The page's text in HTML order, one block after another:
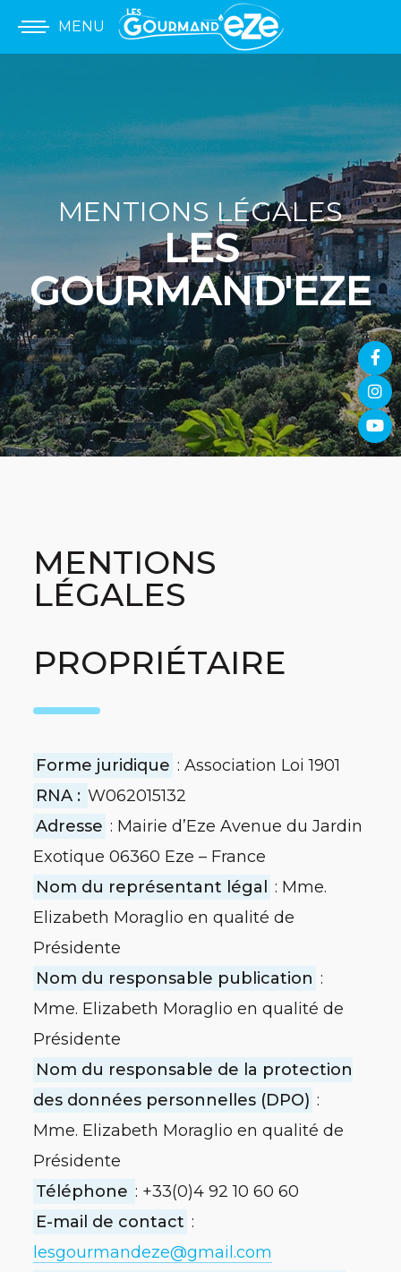
MENU
MENTIONS LÉGALES
LES
GOURMAND'EZE
MENTIONS
LÉGALES
PROPRIÉTAIRE
Forme juridique : Association Loi 1901
RNA : W062015132
Adresse : Mairie d’Eze Avenue du Jardin
Exotique 06360 Eze – France
Nom du représentant légal
: Mme.
Elizabeth Moraglio en qualité de
Présidente
Nom du responsable publication :
Mme. Elizabeth Moraglio en qualité de
Présidente
Nom du responsable de la protection
des données personnelles (DPO) :
Mme. Elizabeth Moraglio en qualité de
Présidente
Téléphone : +33(0)4 92 10 60 60
E-mail de contact :
lesgourmandeze@gmail.com